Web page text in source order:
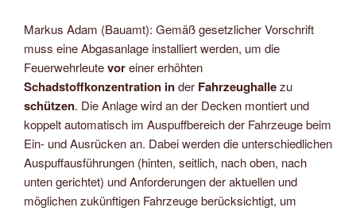
Markus Adam (Bauamt): Gemäß gesetzlicher Vorschrift
muss eine Abgasanlage installiert werden, um die
Feuerwehrleutevoreiner erhöhten
Schadstoffkonzentration inder Fahrzeughallezu
schützen. Die Anlage wird an der Decken montiert und
koppelt automatisch im Auspuffbereich der Fahrzeuge beim
Ein- und Ausrücken an. Dabei werden die unterschiedlichen
Auspuffausführungen (hinten, seitlich, nach oben, nach
unten gerichtet) und Anforderungen der aktuellen und
möglichen zukünftigen Fahrzeuge berücksichtigt, um